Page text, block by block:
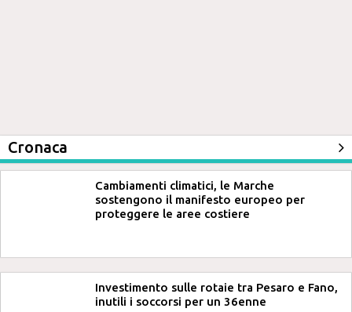
Cronaca
Cambiamenti climatici, le Marche
sostengono il manifesto europeo per
proteggere le aree costiere
Investimento sulle rotaie tra Pesaro e Fano,
inutili i soccorsi per un 36enne